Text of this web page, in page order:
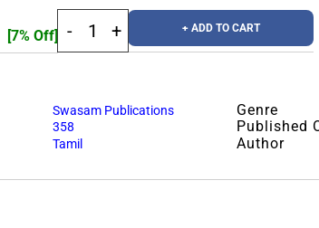
[7% Off] + ADD TO CART
Swasam Publications Genre
358 Published
Tamil Author